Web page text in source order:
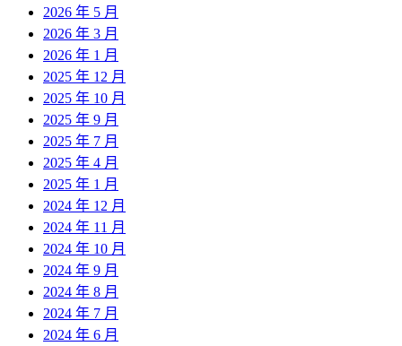
2026 年 5 月
2026 年 3 月
2026 年 1 月
2025 年 12 月
2025 年 10 月
2025 年 9 月
2025 年 7 月
2025 年 4 月
2025 年 1 月
2024 年 12 月
2024 年 11 月
2024 年 10 月
2024 年 9 月
2024 年 8 月
2024 年 7 月
2024 年 6 月